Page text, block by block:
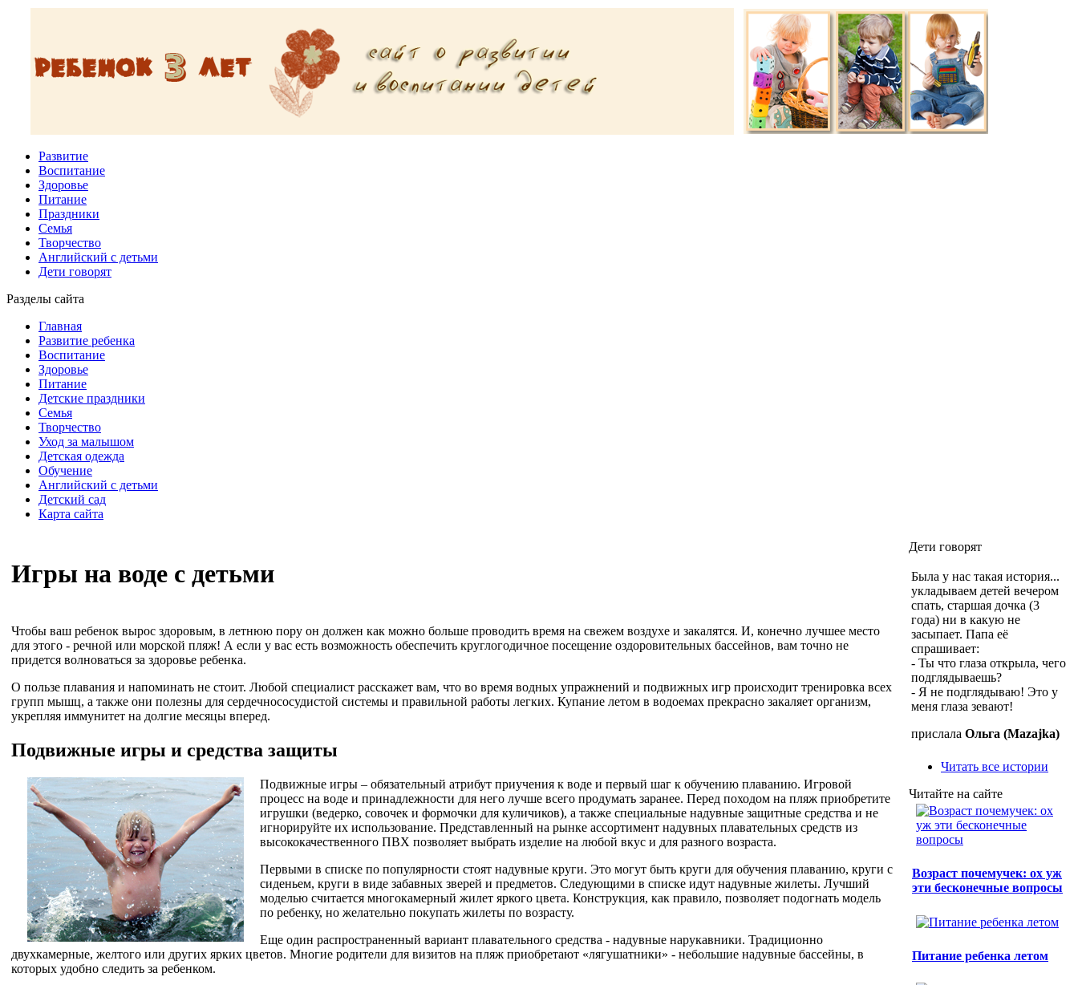
Развитие
Воспитание
Здоровье
Питание
Праздники
Семья
Творчество
Английский с детьми
Дети говорят
Разделы сайта
Главная
Развитие ребенка
Воспитание
Здоровье
Питание
Детские праздники
Семья
Творчество
Уход за малышом
Детская одежда
Обучение
Английский с детьми
Детский сад
Карта сайта
Игры на воде с детьми
Чтобы ваш ребенок вырос здоровым, в летнюю пору он должен как можно больше проводить время на свежем воздухе и закалятся. И, конечно лучшее место
для этого - речной или морской пляж! А если у вас есть возможность обеспечить круглогодичное посещение оздоровительных бассейнов, вам точно не
придется волноваться за здоровье ребенка.
О пользе плавания и напоминать не стоит. Любой специалист расскажет вам, что во время водных упражнений и подвижных игр происходит тренировка всех
групп мышц, а также они полезны для сердечнососудистой системы и правильной работы легких. Купание летом в водоемах прекрасно закаляет организм,
укрепляя иммунитет на долгие месяцы вперед.
Подвижные игры и средства защиты
Подвижные игры – обязательный атрибут приучения к воде и первый шаг к обучению плаванию. Игровой
процесс на воде и принадлежности для него лучше всего продумать заранее. Перед походом на пляж приобретите
игрушки (ведерко, совочек и формочки для куличиков), а также специальные надувные защитные средства и не
игнорируйте их использование. Представленный на рынке ассортимент надувных плавательных средств из
высококачественного ПВХ позволяет выбрать изделие на любой вкус и для разного возраста.
Первыми в списке по популярности стоят надувные круги. Это могут быть круги для обучения плаванию, круги с
сиденьем, круги в виде забавных зверей и предметов. Следующими в списке идут надувные жилеты. Лучший
моделью считается многокамерный жилет яркого цвета. Конструкция, как правило, позволяет подогнать модель
по ребенку, но желательно покупать жилеты по возрасту.
Еще один распространенный вариант плавательного средства - надувные нарукавники. Традиционно
двухкамерные, желтого или других ярких цветов. Многие родители для визитов на пляж приобретают «лягушатники» - небольшие надувные бассейны, в
которых удобно следить за ребенком.
Дети говорят
Была у нас такая история...
укладываем детей вечером
спать, старшая дочка (3
года) ни в какую не
засыпает. Папа её
спрашивает:
- Ты что глаза открыла, чего
подглядываешь?
- Я не подглядываю! Это у
меня глаза зевают!
прислала Ольга (Mazajka)
Читать все истории
Читайте на сайте
Возраст почемучек: ох уж
эти бесконечные вопросы
Питание ребенка летом